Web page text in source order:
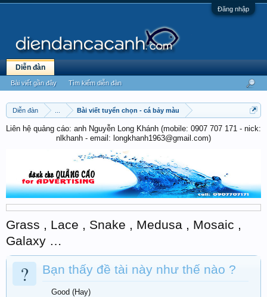
Đăng nhập
Diễn đàn Bài viết tuyển chọn - cá bảy màu
Liên hệ quảng cáo: anh Nguyễn Long Khánh (mobile: 0907 707 171 - nick:
nlkhanh - email: longkhanh1963@gmail.com)
Grass , Lace , Snake , Medusa , Mosaic ,
Galaxy …
? Bạn thấy đề tài này như thế nào ?
Good (Hay)
Diễn đàn
Bài viết gần đây Tìm kiếm diễn đàn